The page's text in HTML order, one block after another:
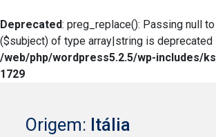
Deprecated: preg_replace(): Passing null
($subject) of type array|string is deprecated
/web/php/wordpress5.2.5/wp-includes/
1729
Origem: Itália